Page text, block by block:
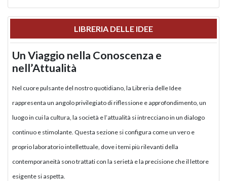
LIBRERIA DELLE IDEE
Un Viaggio nella Conoscenza e
nell’Attualità
Nel cuore pulsante del nostro quotidiano, la Libreria delle Idee
rappresenta un angolo privilegiato di riflessione e approfondimento, un
luogo in cui la cultura, la società e l’attualità si intrecciano in un dialogo
continuo e stimolante. Questa sezione si configura come un vero e
proprio laboratorio intellettuale, dove i temi più rilevanti della
contemporaneità sono trattati con la serietà e la precisione che il lettore
esigente si aspetta.